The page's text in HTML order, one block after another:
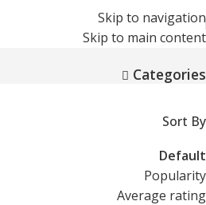
Skip to navigation
Skip to main content
Categories
Sort By
Default
Popularity
Average rating